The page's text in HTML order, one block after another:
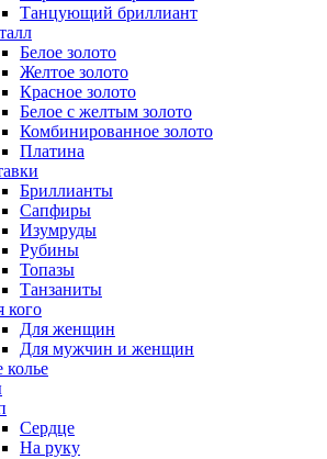
Танцующий бриллиант
Белое золото
Желтое золото
Красное золото
Белое с желтым золото
Комбинированное золото
Платина
Бриллианты
Сапфиры
Изумруды
Рубины
Топазы
Танзаниты
кого
Для женщин
Для мужчин и женщин
колье
Сердце
На руку